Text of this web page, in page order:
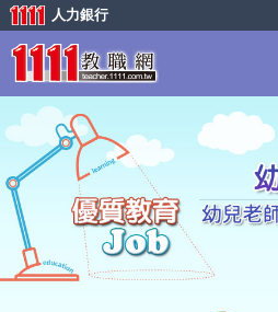
人力銀行